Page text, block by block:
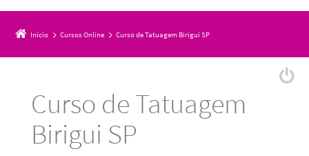
Início Cursos Online Curso de Tatuagem Birigui SP
Curso de Tatuagem
Birigui SP